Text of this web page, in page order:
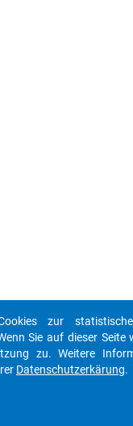
zur
Sie auf dieser Seite
zu. Weitere
Datenschutzerkärung.